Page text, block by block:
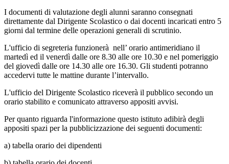
I documenti di valutazione degli alunni saranno consegnati
direttamente dal Dirigente Scolastico o dai docenti incaricati entro 5
giorni dal termine delle operazioni generali di scrutinio.
L'ufficio di segreteria funzionerà nell’ orario antimeridiano il
martedì ed il venerdì dalle ore 8.30 alle ore 10.30 e nel pomeriggio
del giovedì dalle ore 14.30 alle ore 16.30. Gli studenti potranno
accedervi tutte le mattine durante l’intervallo.
L'ufficio del Dirigente Scolastico riceverà il pubblico secondo un
orario stabilito e comunicato attraverso appositi avvisi.
Per quanto riguarda l'informazione questo istituto adibirà degli
appositi spazi per la pubblicizzazione dei seguenti documenti:
a) tabella orario dei dipendenti